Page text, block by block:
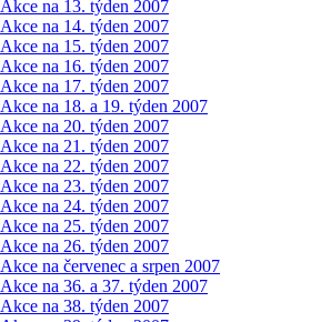
Akce na 13. týden 2007
Akce na 14. týden 2007
Akce na 15. týden 2007
Akce na 16. týden 2007
Akce na 17. týden 2007
Akce na 18. a 19. týden 2007
Akce na 20. týden 2007
Akce na 21. týden 2007
Akce na 22. týden 2007
Akce na 23. týden 2007
Akce na 24. týden 2007
Akce na 25. týden 2007
Akce na 26. týden 2007
Akce na červenec a srpen 2007
Akce na 36. a 37. týden 2007
Akce na 38. týden 2007